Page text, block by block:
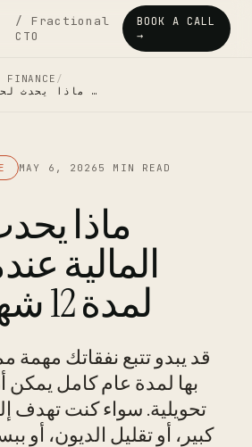
/ Fractional
CTO
BOOK A CALL
→
FINANCE /
ماذا يحدث لحياتك المالية عندما …
MAY 6, 2026 5 MIN READ
ماذا
المالية
لمدة 12 شهرًا متتاليًا
قد يبدو تتبع نفقاتك مهمة
بها لمدة عام كامل يمكن
تحويلية. سواء كنت تهدف
كبير، أو تقليل الديون، أو